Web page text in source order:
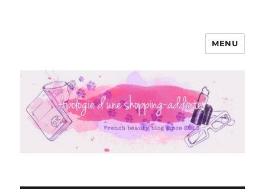
Apologie d'une Shopping-addicte
MENU